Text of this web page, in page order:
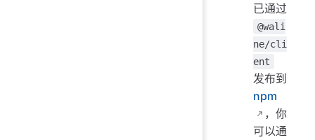
已通过
@wali
ne/cli
ent
发布到
npm
，你
可以通